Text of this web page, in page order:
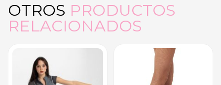
OTROS PRODUCTOS
RELACIONADOS